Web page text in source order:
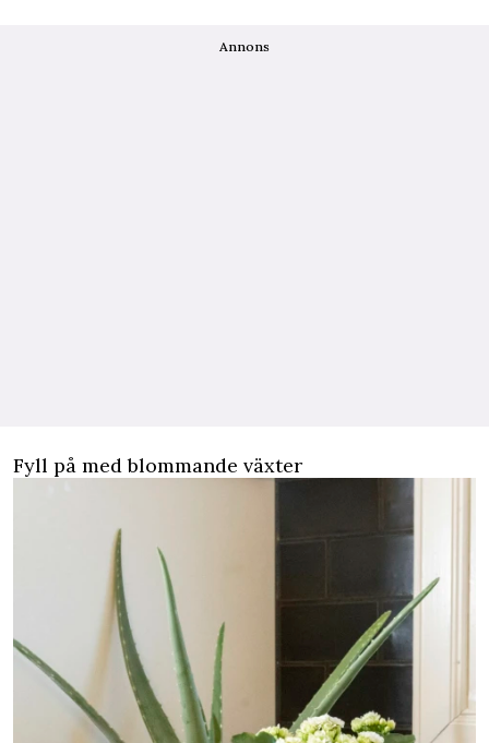
Annons
Fyll på med blommande växter